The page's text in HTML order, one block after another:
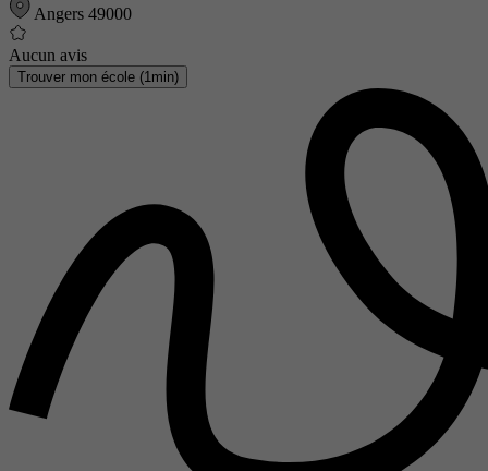
Angers 49000
Aucun avis
Trouver mon école (1min)